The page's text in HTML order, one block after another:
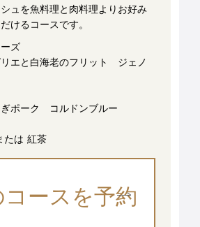
ュを魚料理と肉料理よりお好み
けるコースです。
ズ
リエと白海老のフリット ジェノ
ポーク コルドンブルー
たは 紅茶
ースを予約